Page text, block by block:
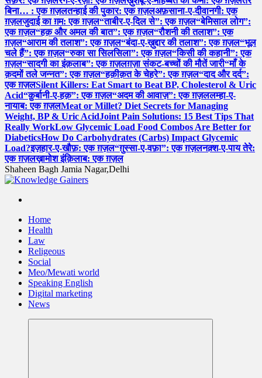
बिना… : एक ग़ज़लतन्हाई की पुकार: एक ग़ज़लअफ़साना-ए-दीवानगी: एक
ग़ज़लजुदाई का ग़म: एक ग़ज़ल“ताबीर-ए-दिल से”: एक ग़ज़ल“बेमिसाल लोग”:
एक ग़ज़ल“हक़ और अमल की बात”: एक ग़ज़ल“रौशनी की तलाश”: एक
ग़ज़ल“आराम की तलाश”: एक ग़ज़ल“बंदा-ए-ख़ुद्दार की तलाश”: एक ग़ज़ल“भूल
चले हैं”: एक ग़ज़ल“रुका सा सिलसिला”: एक ग़ज़ल“किसी की कहानी”: एक
ग़ज़ल“सादगी का इंक़लाब”: एक ग़ज़लग़ज़ा संकट-बच्चों की मौतें जारी“माँ के
क़दमों तले जन्नत”: एक ग़ज़ल“हक़ीक़त के चेहरे”: एक ग़ज़ल“दाद और दर्द”:
एक ग़ज़लSilent Killers: Eat Smart to Beat BP, Cholesterol & Uric
Acid“क़ुर्बानी-ए-हक़”: एक ग़ज़ल“अदम की आवाज़”: एक ग़ज़ललम्हा-ए-
नायाब: एक ग़ज़लMeat or Millet? Diet Secrets for Managing
Weight, BP & Uric AcidJoint Pain Solutions: 15 Best Tips That
Really WorkLow Glycemic Load Food Combos Are Better for
DiabeticsHow Do Carbohydrates (Carbs) Impact Glycemic
Load?इज़हार-ए-खौफ़: एक ग़ज़ल“ग़ुस्सा-ए-वफ़ा”: एक ग़ज़लनक़्श-ए-पाय तेरे:
एक ग़ज़लख़ामोश इंक़िलाब: एक ग़ज़ल
Shaheen Bagh Jamia Nagar,Delhi
Read & Spread
Home
Health
Law
Religeous
Social
Meo/Mewati world
Speaking English
Digital marketing
News